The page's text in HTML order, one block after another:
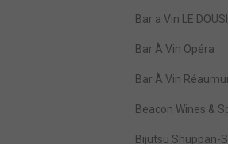
Bar a Vin LE DOUSIL
Bar À Vin Opéra
Bar À Vin
Beacon Wines &
Bijutsu Shuppan-